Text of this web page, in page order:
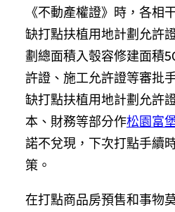
《不動產權證》時，各相
缺打點扶植用地計劃允許
劃總面積入彀容修建面積
許證、施工允許證等審批
缺打點扶植用地計劃允許
本、財務等部分作松園富
諾不兌現，下次打點手續
策。
在打點商品房預售和事物